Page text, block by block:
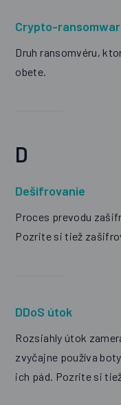
Crypto-
Druh ransomvéru,
obete.
D
Dešifrovanie
Proces prevodu
Pozrite si tiež
DDoS útok
Rozsiahly útok
zvyčajne používa
ich pád. Pozrite si